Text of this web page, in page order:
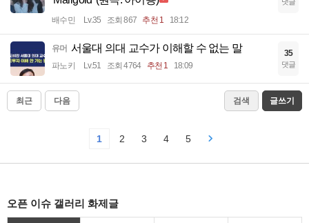
배수민 Lv.35 조회 867 추천 1 18:12
유머 서울대 의대 교수가 이해할 수 없는 말
파노키 Lv.51 조회 4764 추천 1 18:09
35
댓글
최근 다음 검색 글쓰기
1 2 3 4 5
오픈 이슈 갤러리 화제글